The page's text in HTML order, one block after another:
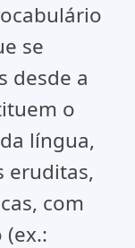
se
desde a
o
língua,
eruditas,
com